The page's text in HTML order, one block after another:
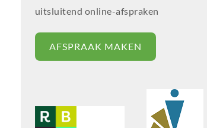
uitsluitend online-afspraken
AFSPRAAK MAKEN